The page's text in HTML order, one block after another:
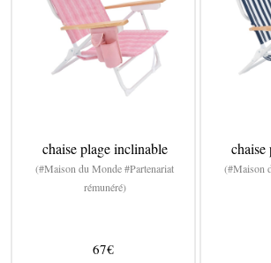
chaise plage inclinable
(#Maison du Monde #Partenariat
rémunéré)
67€
chaise
(#Maison